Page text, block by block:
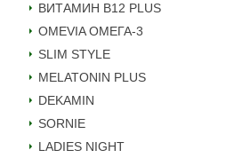
ВИТАМИН B12 PLUS
ОMEVIA ОМЕГА-3
SLIM STYLE
MELATONIN PLUS
DEKAMIN
SORNIE
LADIES NIGHT